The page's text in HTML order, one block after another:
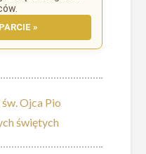
»
Ojca Pio
świętych